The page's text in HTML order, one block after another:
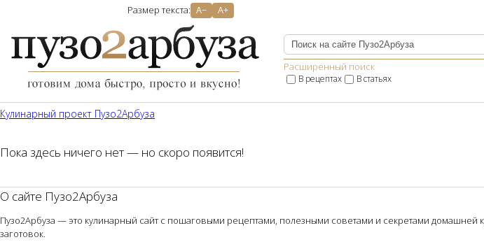
Размер текста: A− A+
Расширенный поиск
В рецептах В статьях
Кулинарный проект Пузо2Aрбуза
Пока здесь ничего нет — но скоро появится!
О сайте Пузо2Арбуза
Пузо2Арбуза — это кулинарный сайт с пошаговыми рецептами, полезными советами и секретами домашней
заготовок.